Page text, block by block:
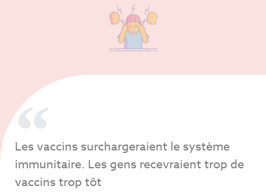
Les vaccins surchargeraient le système
immunitaire. Les gens recevraient trop de
vaccins trop tôt